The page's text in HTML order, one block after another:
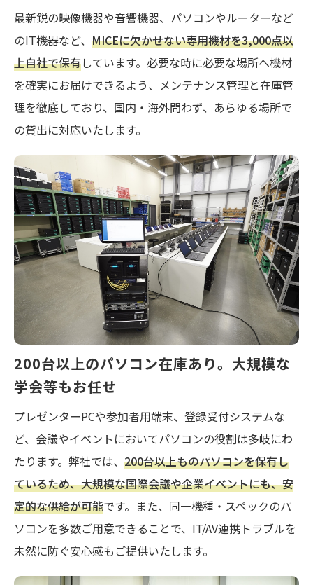
最新鋭の映像機器や音響機器、パソコンやルーターなど
のIT機器など、 MICEに欠かせない専用機材を3,000点以
上自社で保有しています。必要な時に必要な場所へ機材
を確実にお届けできるよう、メンテナンス管理と在庫管
理を徹底しており、国内・海外問わず、あらゆる場所で
の貸出に対応いたします。
200台以上のパソコン在庫あり。大規模な
学会等もお任せ
プレゼンターPCや参加者用端末、登録受付システムな
ど、会議やイベントにおいてパソコンの役割は多岐にわ
たります。弊社では、 200台以上ものパソコンを保有し
ているため、大規模な国際会議や企業イベントにも、安
定的な供給が可能です。また、同一機種・スペックのパ
ソコンを多数ご用意できることで、IT/AV連携トラブルを
未然に防ぐ安心感もご提供いたします。